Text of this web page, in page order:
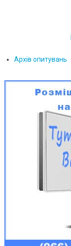
Архів опитувань